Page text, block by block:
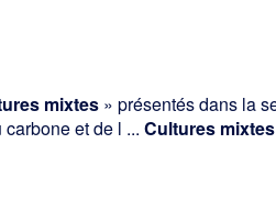
mixtes » présentés dans la
et de l ... Cultures mixtes